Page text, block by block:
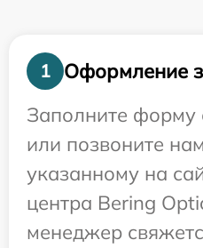
1
Оформление
Заполните форму
или позвоните
указанному на
центра Bering
менеджер